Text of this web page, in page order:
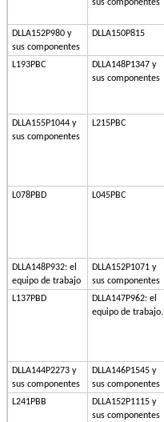
sus componentes
DLLA152P980 y
sus componentes
DLLA150P815
L193PBC
DLLA148P1347 y
sus componentes
DLLA155P1044 y
sus componentes
L215PBC
L078PBD L045PBC
DLLA148P932: el
equipo de trabajo
DLLA152P1071 y
sus componentes
L137PBD
DLLA147P962: el
equipo de trabajo.
DLLA144P2273 y
sus componentes
DLLA146P1545 y
sus componentes
L241PBB
DLLA152P1115 y
sus componentes